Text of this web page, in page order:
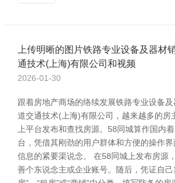
上传明晰的图片铁路专业设备及器材
通技术(上海)有限公司和视频
2026-01-30
跟着房地产商场的络续发展铁路专业设备
道交通技术(上海)有限公司，越来越多的房
上平台发布和查找房源。58同城算作国内
台，凭借其刚劲的用户群体和方便的操作
信息的紧要渠说念。 在58同城上发布房源
善个东说念主或企业账号。随后，凭证自己